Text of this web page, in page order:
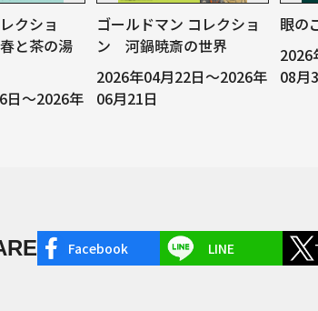
クショ
と茶の湯
日～2026年
ゴールドマン コレクショ
ン 河鍋暁斎の世界
2026年04月22日～2026年
06月21日
眼の
2026
08月
Facebook LINE